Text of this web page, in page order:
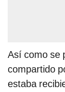
Así como se
compartido
estaba